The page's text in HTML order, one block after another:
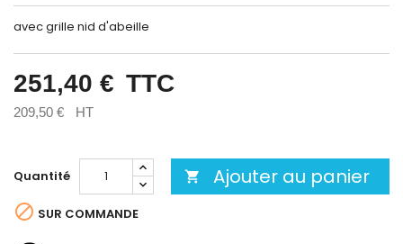
avec grille nid d'abeille
251,40 € TTC
209,50 € HT
Quantité  Ajouter au panier
 SUR COMMANDE